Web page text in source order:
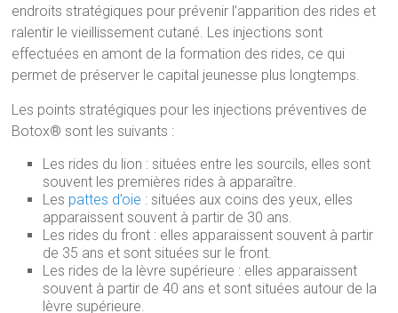
endroits stratégiques pour prévenir l’apparition des rides et
ralentir le vieillissement cutané. Les injections sont
effectuées en amont de la formation des rides, ce qui
permet de préserver le capital jeunesse plus longtemps.
Les points stratégiques pour les injections préventives de
Botox® sont les suivants :
Les rides du lion : situées entre les sourcils, elles sont
souvent les premières rides à apparaître.
Les pattes d’oie : situées aux coins des yeux, elles
apparaissent souvent à partir de 30 ans.
Les rides du front : elles apparaissent souvent à partir
de 35 ans et sont situées sur le front.
Les rides de la lèvre supérieure : elles apparaissent
souvent à partir de 40 ans et sont situées autour de la
lèvre supérieure.